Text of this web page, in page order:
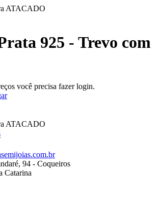
ATACADO
925 - Trevo com
você precisa fazer login.
ATACADO
94 - Coqueiros
Catarina